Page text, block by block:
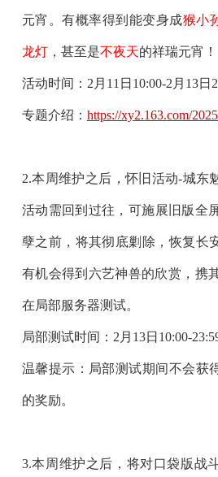
元宵。有概率得到能变身成猴小
龙灯，甚至是不夜天的祥瑞元宵！
活动时间：2月11日10:00-2月13日
专题介绍： https://xy2.163.com/
2.本周维护之后，怀旧活动-城东
活动需回到过往，可施展 旧版全
孽之前，将其彻底剿除，恢复长
有机会得到 六艺神兽的欣赏，携
在局部服务器测试。
局部测试时间：2月13日10:00-
温馨提示：局部测试期间不会获
的奖励。
3.本周维护之后，将对口袋版战